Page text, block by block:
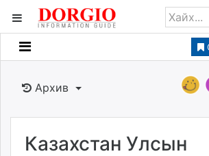
Мэдээллийн
Банк санхүү
Бизнес ААН
Төрийн
Архив
Казахстан Улсын